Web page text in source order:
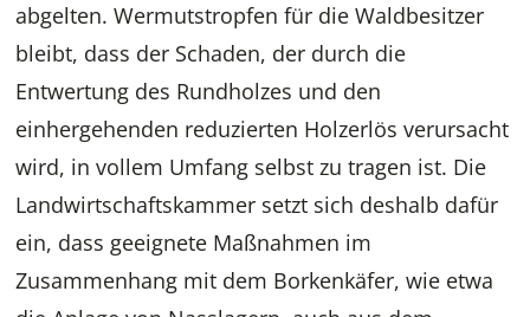
abgelten. Wermutstropfen für die Waldbesitzer
bleibt, dass der Schaden, der durch die
Entwertung des Rundholzes und den
einhergehenden reduzierten Holzerlös verursacht
wird, in vollem Umfang selbst zu tragen ist. Die
Landwirtschaftskammer setzt sich deshalb dafür
ein, dass geeignete Maßnahmen im
Zusammenhang mit dem Borkenkäfer, wie etwa